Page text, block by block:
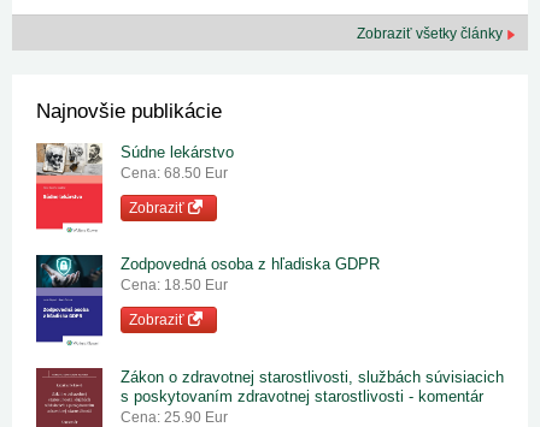
Zobraziť všetky články
Najnovšie publikácie
Súdne lekárstvo
Cena: 68.50 Eur
Zobraziť
Zodpovedná osoba z hľadiska GDPR
Cena: 18.50 Eur
Zobraziť
Zákon o zdravotnej starostlivosti, službách súvisiacich
s poskytovaním zdravotnej starostlivosti - komentár
Cena: 25.90 Eur